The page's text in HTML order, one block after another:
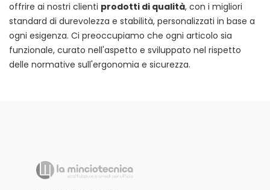
offrire ai nostri clienti prodotti di qualità, con i migliori
standard di durevolezza e stabilità, personalizzati in base a
ogni esigenza. Ci preoccupiamo che ogni articolo sia
funzionale, curato nell'aspetto e sviluppato nel rispetto
delle normative sull'ergonomia e sicurezza.